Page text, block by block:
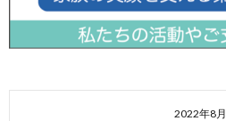
2022年8月